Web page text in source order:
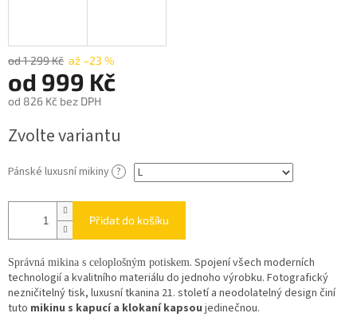
od 1 299 Kč až –23 %
od 999 Kč
od 826 Kč bez DPH
cena:
Zvolte variantu
Pánské luxusní mikiny ?
Přidat do košíku
Správná mikina s celoplošným potiskem. Spojení všech moderních
technologií a kvalitního materiálu do jednoho výrobku. Fotografický
nezničitelný tisk, luxusní tkanina 21. století a neodolatelný design činí
tuto mikinu s kapucí a klokaní kapsou jedinečnou.